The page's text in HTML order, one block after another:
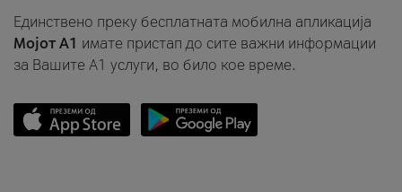
Единствено преку бесплатната мобилна апликација
Мојот A1 имате пристап до сите важни информации
за Вашите A1 услуги, во било кое време.